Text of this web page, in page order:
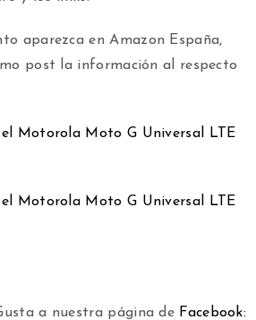
aparezca en Amazon España,
post la información al respecto
Motorola Moto G Universal LTE
Motorola Moto G Universal LTE
a nuestra página de Facebook: